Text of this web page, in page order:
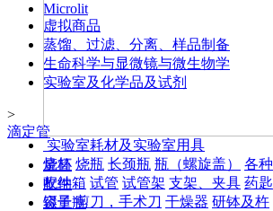
实验室耗材及实验室用具
烧杯 烧瓶 长颈瓶 瓶（螺旋盖）
各种
收纳箱 试管 试管架 支架、夹具 药匙
镊子 剪刀，手术刀 干燥器 研钵及杵
Microlit
虚拟商品
蒸馏、过滤、分离、样品制备
生命科学与显微镜与微生物学
实验室及化学品及试剂
>
滴定管
量筒
配件
容量瓶